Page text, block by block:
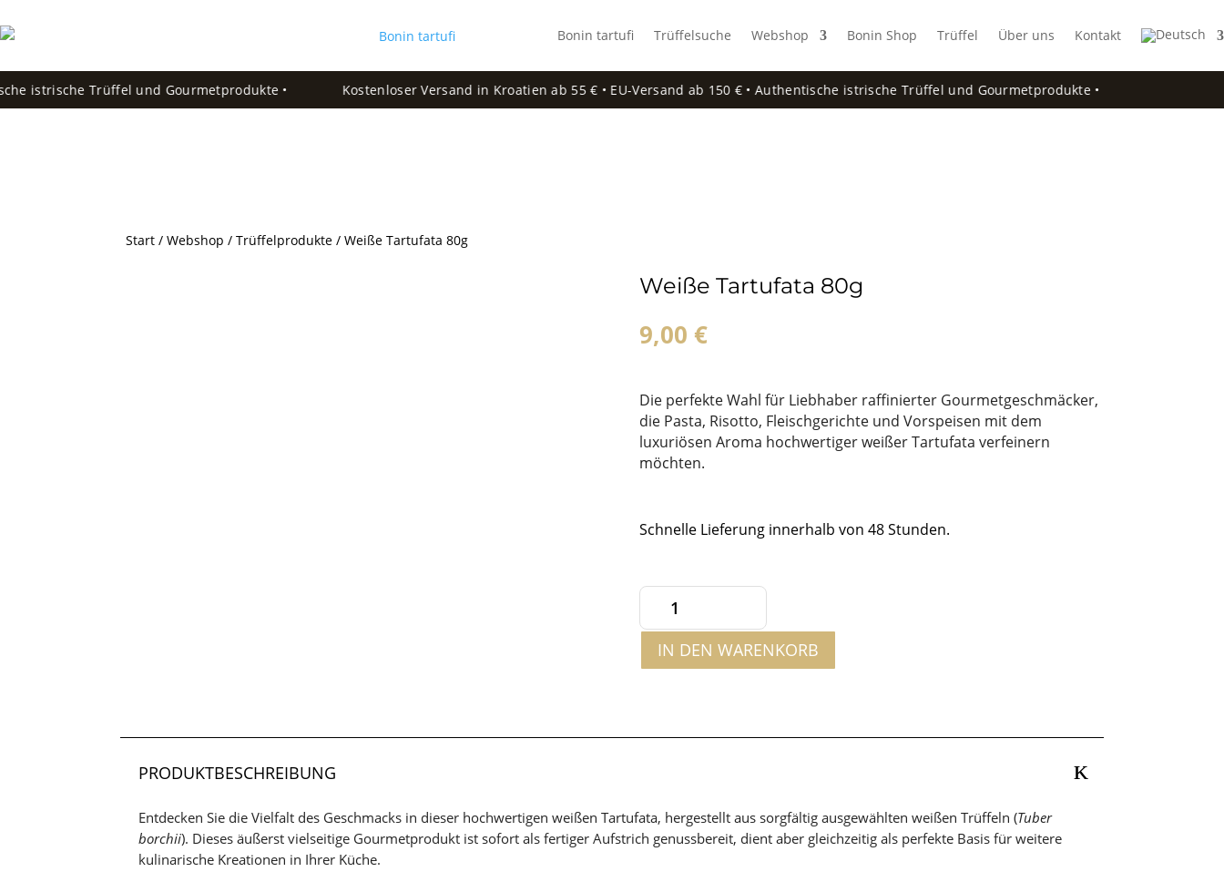
Bonin tartufi Trüffelsuche Webshop Bonin Shop Trüffel Über uns Kontakt
istrische Trüffel und Gourmetprodukte • Kostenloser Versand in Kroatien ab 55 € • EU-Versand ab 150 € • Authentische istrische Trüffel und Gourmetprodukte •
Start /Webshop /Trüffelprodukte / Weiße Tartufata 80g
Weiße Tartufata 80g
9,00 €
Die perfekte Wahl für Liebhaber raffinierter Gourmetgeschmäcker,
die Pasta, Risotto, Fleischgerichte und Vorspeisen mit dem
luxuriösen Aroma hochwertiger weißer Tartufata verfeinern
möchten.
Schnelle Lieferung innerhalb von 48 Stunden.
Weiße
Tartufata
80gIN DEN WARENKORB
PRODUKTBESCHREIBUNG
Entdecken Sie die Vielfalt des Geschmacks in dieser hochwertigen weißen Tartufata, hergestellt aus sorgfältig ausgewählten weißen Trüffeln (Tuber
borchii). Dieses äußerst vielseitige Gourmetprodukt ist sofort als fertiger Aufstrich genussbereit, dient aber gleichzeitig als perfekte Basis für weitere
kulinarische Kreationen in Ihrer Küche.